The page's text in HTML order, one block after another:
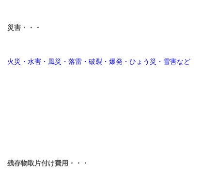
災害・・・
火災・水害・風災・落雷・破裂・爆発・ひょう災・雪害など
残存物取片付け費用・・・